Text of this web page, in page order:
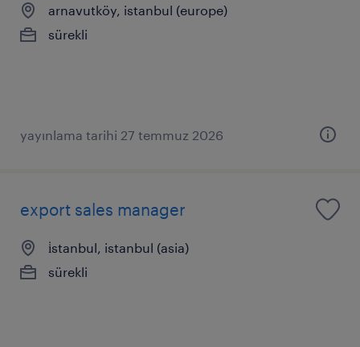
arnavutköy, istanbul (europe)
sürekli
yayınlama tarihi 27 temmuz 2026
export sales manager
i̇stanbul, istanbul (asia)
sürekli